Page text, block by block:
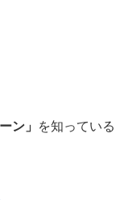
ン」
を知っている